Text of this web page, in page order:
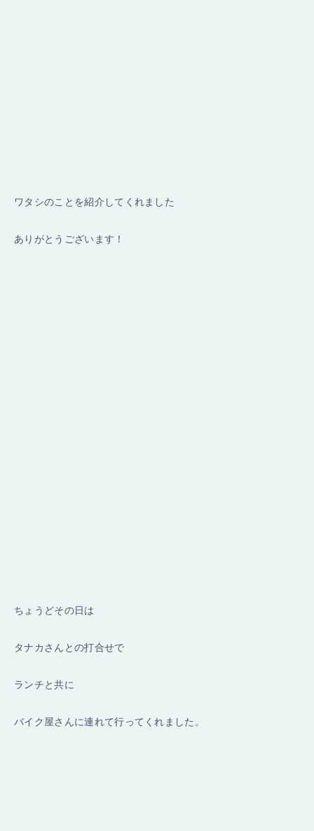
ワタシのことを紹介してくれました
ありがとうございます！
ちょうどその日は
タナカさんとの打合せで
ランチと共に
バイク屋さんに連れて行ってくれました。